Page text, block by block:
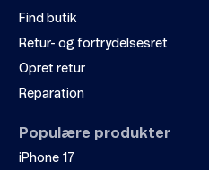
Find butik
Retur- og fortrydelsesret
Opret retur
Reparation
Populære produkter
iPhone 17